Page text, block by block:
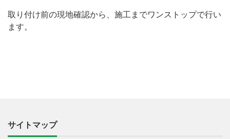
取り付け前の現地確認から、施工までワンストップで行い
ます。
サイトマップ